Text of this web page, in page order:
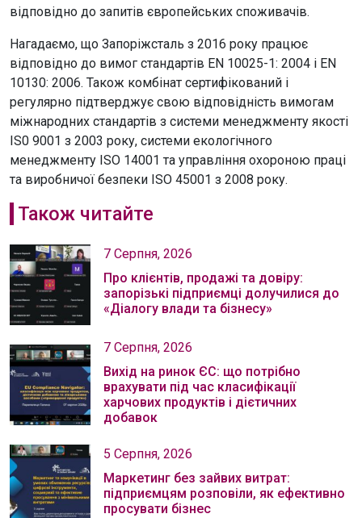
відповідно до запитів європейських споживачів.
Нагадаємо, що Запоріжсталь з 2016 року працює
відповідно до вимог стандартів EN 10025-1: 2004 і EN
10130: 2006. Також комбінат сертифікований і
регулярно підтверджує свою відповідність вимогам
міжнародних стандартів з системи менеджменту якості
IS0 9001 з 2003 року, системи екологічного
менеджменту ISO 14001 та управління охороною праці
та виробничої безпеки ISO 45001 з 2008 року.
Також читайте
7 Серпня, 2026
Про клієнтів, продажі та довіру:
запорізькі підприємці долучилися до
«Діалогу влади та бізнесу»
7 Серпня, 2026
Вихід на ринок ЄС: що потрібно
врахувати під час класифікації
харчових продуктів і дієтичних
добавок
5 Серпня, 2026
Маркетинг без зайвих витрат:
підприємцям розповіли, як ефективно
просувати бізнес